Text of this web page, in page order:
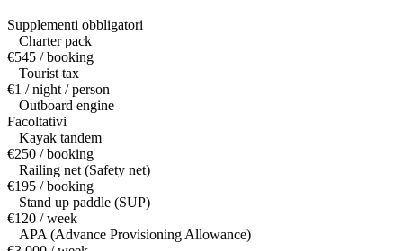
Supplementi obbligatori
Charter pack
€545 / booking
Tourist tax
€1 / night / person
Outboard engine
Facoltativi
Kayak tandem
€250 / booking
Railing net (Safety net)
€195 / booking
Stand up paddle (SUP)
€120 / week
APA (Advance Provisioning Allowance)